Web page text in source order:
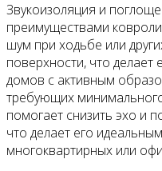
Звукоизоляция и
преимуществами
шум при ходьбе или
поверхности, что
домов с активным
требующих
помогает снизить эхо и
что делает его
многоквартирных или